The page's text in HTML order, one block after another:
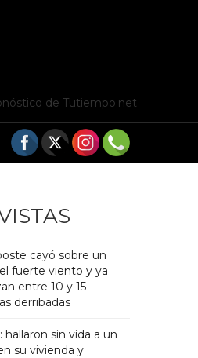
de Tutiempo.net
cayó sobre un
fuerte viento y ya
entre 10 y 15
derribadas
hallaron sin vida a un
su vivienda y